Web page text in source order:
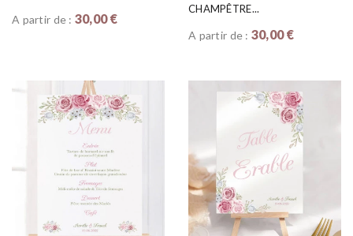
A partir de : 30,00 €
CHAMPÊTRE...
A partir de : 30,00 €